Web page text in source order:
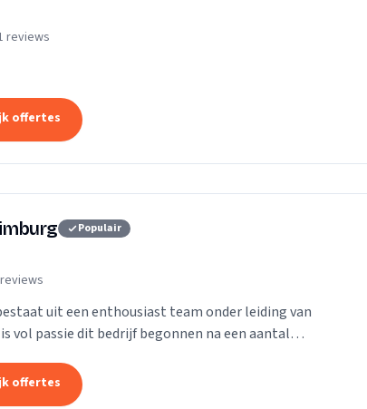
die ons onderscheidt.
reviews
offertes
Populair
uit een enthousiast team onder leiding van
vol passie dit bedrijf begonnen na een aantal
offertes